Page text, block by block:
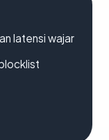
latensi wajar